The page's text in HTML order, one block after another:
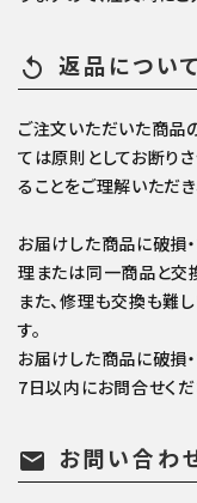
replay 返品について
ご注文いただいた商品
ては原則としてお断り
ることをご理解いただき
お届けした商品に破損
理または同一商品と交
また、修理も交換も難
す。
お届けした商品に破損
7日以内にお問合せくだ
mail お問い合わ